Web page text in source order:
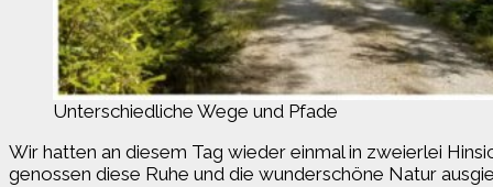
Unterschiedliche Wege und Pfade
Wir hatten an diesem Tag wieder einmal in zweierlei
genossen diese Ruhe und die wunderschöne Natur